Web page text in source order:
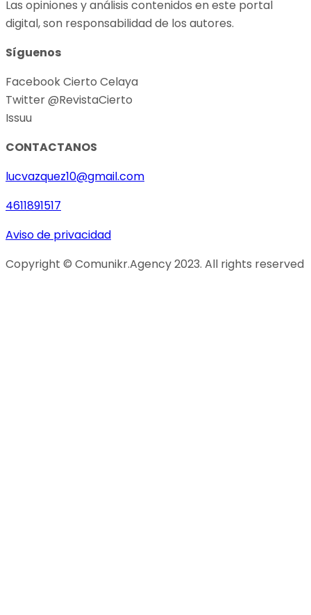
Las opiniones y análisis contenidos en este portal
digital, son responsabilidad de los autores.
Síguenos
Facebook Cierto Celaya
Twitter @RevistaCierto
Issuu
CONTACTANOS
lucvazquez10@gmail.com
4611891517
Aviso de privacidad
Copyright © Comunikr.Agency 2023. All rights reserved